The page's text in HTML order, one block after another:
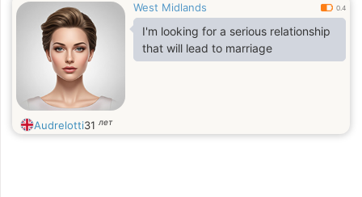
West Midlands 0.4
I'm looking for a serious relationship
that will lead to marriage
Audrelotti31 лет